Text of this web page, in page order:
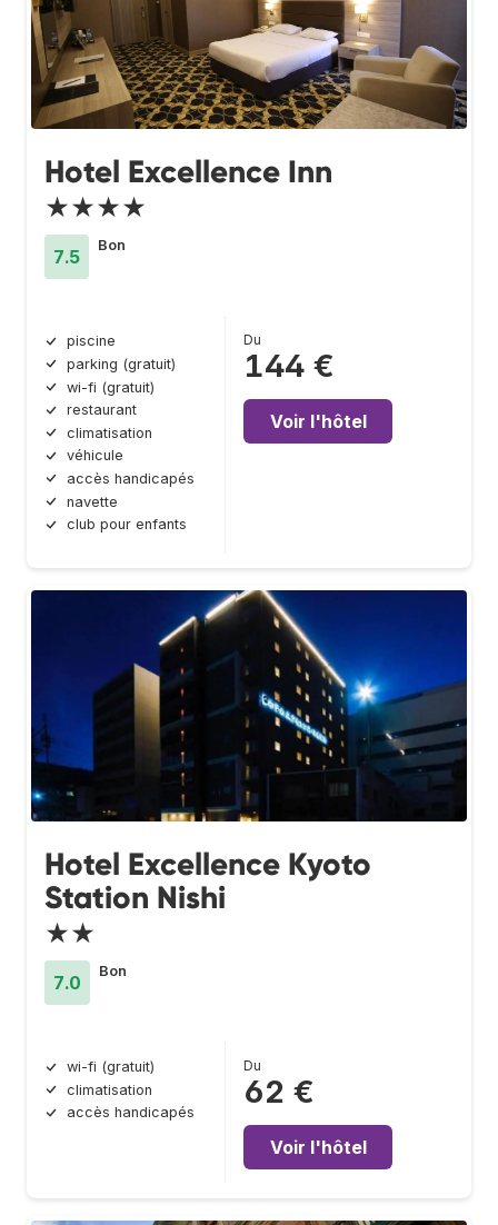
Hotel Excellence Inn
★★★★
7.5
Bon
piscine
parking (gratuit)
wi-fi (gratuit)
restaurant
climatisation
véhicule
accès handicapés
navette
club pour enfants
Du
144 €
Voir l'hôtel
Hotel Excellence Kyoto
Station Nishi
★★
7.0
Bon
wi-fi (gratuit)
climatisation
accès handicapés
Du
62 €
Voir l'hôtel